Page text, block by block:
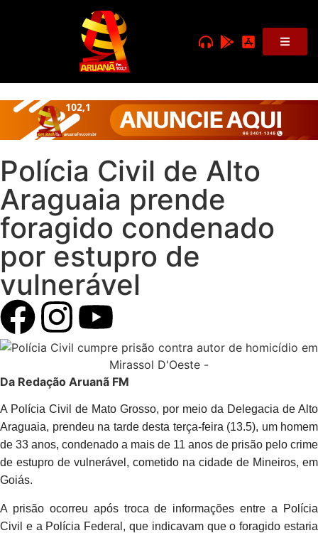
Polícia Civil de Alto
Araguaia prende
foragido condenado
por estupro de
vulnerável
Da Redação Aruanã FM
A Polícia Civil de Mato Grosso, por meio da Delegacia de Alto
Araguaia, prendeu na tarde desta terça-feira (13.5), um homem
de 33 anos, condenado a mais de 11 anos de prisão pelo crime
de estupro de vulnerável, cometido na cidade de Mineiros, em
Goiás.
A prisão ocorreu após troca de informações entre a Polícia
Civil e a Polícia Federal, que indicavam que o foragido estaria